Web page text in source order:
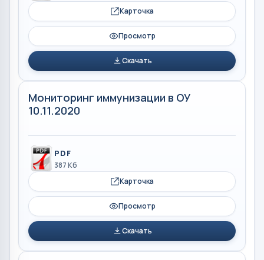
Карточка
Просмотр
Скачать
Мониторинг иммунизации в ОУ
10.11.2020
PDF
387 Кб
Карточка
Просмотр
Скачать